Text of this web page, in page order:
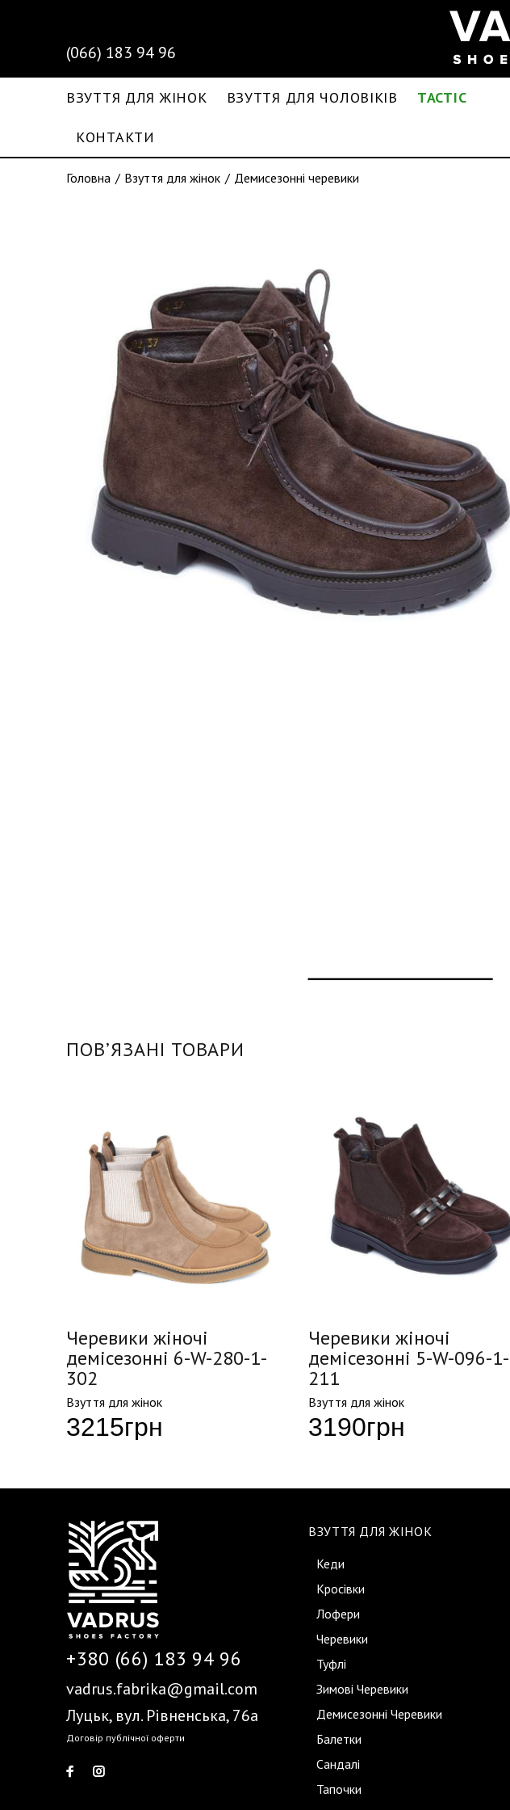
(066) 183 94 96
ВЗУТТЯ ДЛЯ ЖІНОК ВЗУТТЯ ДЛЯ ЧОЛОВІКІВ TACTIC
КОНТАКТИ
Головна Взуття для жінок Демисезонні черевики
ПОВʼЯЗАНІ ТОВАРИ
Черевики жіночі
демісезонні 6-W-280-1-
302
Взуття для жінок
3215грн
Черевики жіночі
демісезонні 5-W-096-1-
211
Взуття для жінок
3190грн
+380 (66) 183 94 96
vadrus.fabrika@gmail.com
Луцьк, вул. Рівненська, 76а
Договір публічної оферти
ВЗУТТЯ ДЛЯ ЖІНОК
Кеди
Кросівки
Лофери
Черевики
Туфлі
Зимові Черевики
Демисезонні Черевики
Балетки
Сандалі
Тапочки